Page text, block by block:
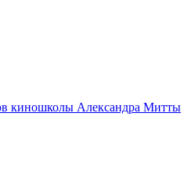
киношколы Александра Митты